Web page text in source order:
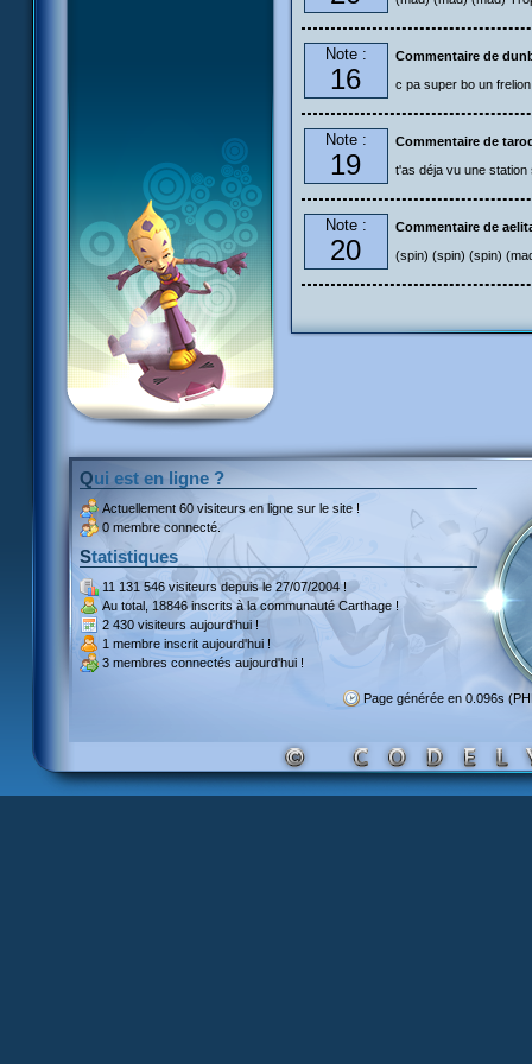
Note :
16
Commentaire de
c pa super bo un
Note :
19
Commentaire de
t'as déja vu une
Note :
20
Commentaire de
(spin) (spin) (spin)
Qui est en ligne ?
Actuellement 60 visiteurs en ligne sur le site !
0 membre connecté.
Statistiques
11 131 546 visiteursdepuis le 27/07/2004 !
Au total, 18846 inscritsà la communauté Carthage !
2 430 visiteurs aujourd'hui !
1 membre inscrit aujourd'hui !
3 membres connectés aujourd'hui !
Page générée en 0.096s